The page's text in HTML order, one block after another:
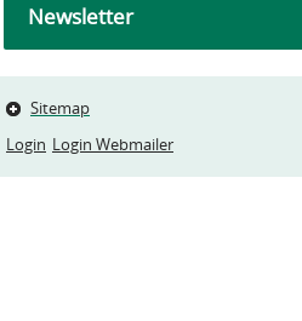
Newsletter
Sitemap
Login Login Webmailer